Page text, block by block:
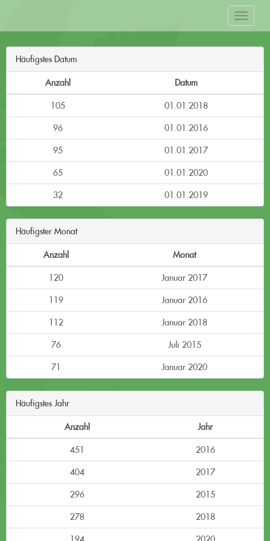
Häufigstes Datum
Anzahl Datum
105 01.01.2018
96 01.01.2016
95 01.01.2017
65 01.01.2020
32 01.01.2019
Häufigster Monat
Anzahl Monat
120 Januar 2017
119 Januar 2016
112 Januar 2018
76 Juli 2015
71 Januar 2020
Häufigstes Jahr
Anzahl Jahr
451 2016
404 2017
296 2015
278 2018